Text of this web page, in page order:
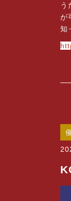
う
が
知